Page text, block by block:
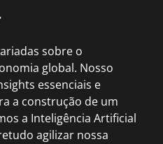
sobre o
global. Nosso
essenciais e
a construção de um
a Inteligência Artificial
agilizar nossa